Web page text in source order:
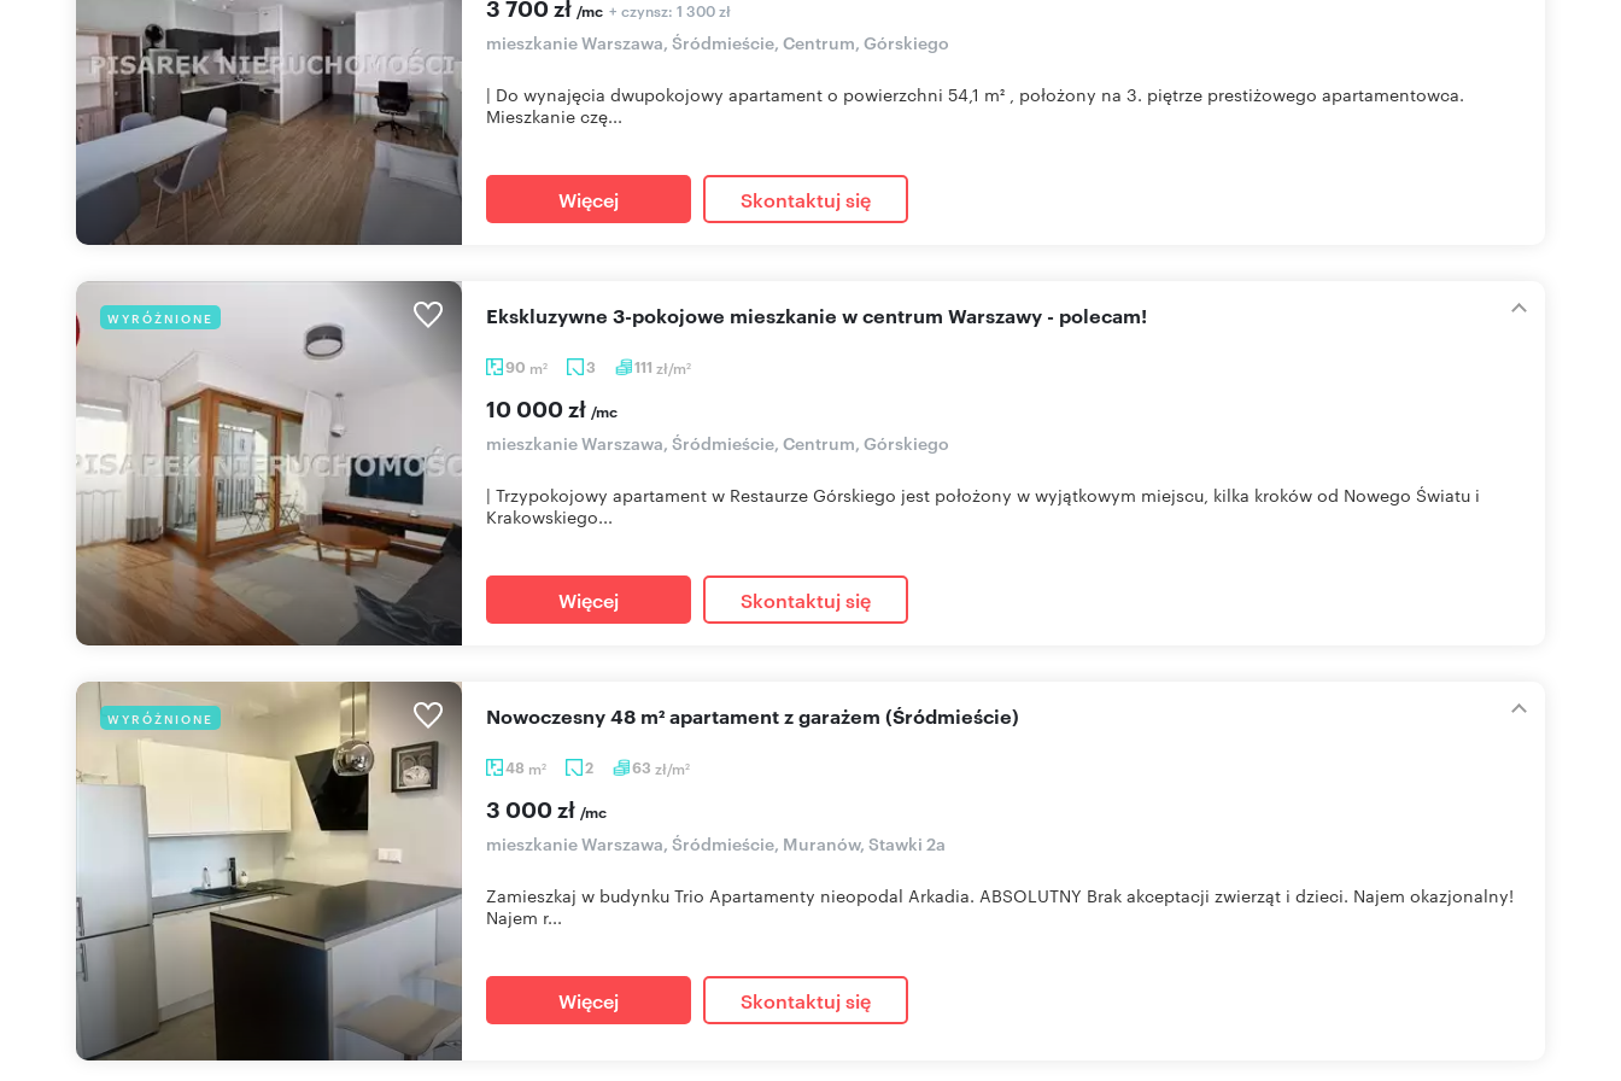
3 700 zł /mc + czynsz: 1 300 zł
mieszkanie Warszawa, Śródmieście, Centrum, Górskiego
| Do wynajęcia dwupokojowy apartament o powierzchni 54,1 m² , położony na 3. piętrze prestiżowego apartamentowca.
Mieszkanie czę...
Więcej Skontaktuj się
WYRÓŻNIONE
90 m2 3 111 zł/m2
Ekskluzywne 3-pokojowe mieszkanie w centrum Warszawy - polecam!
10 000 zł /mc
mieszkanie Warszawa, Śródmieście, Centrum, Górskiego
| Trzypokojowy apartament w Restaurze Górskiego jest położony w wyjątkowym miejscu, kilka kroków od Nowego Światu i
Krakowskiego...
Więcej Skontaktuj się
WYRÓŻNIONE
48 m2 2 63 zł/m2
Nowoczesny 48 m² apartament z garażem (Śródmieście)
3 000 zł /mc
mieszkanie Warszawa, Śródmieście, Muranów, Stawki 2a
Zamieszkaj w budynku Trio Apartamenty nieopodal Arkadia. ABSOLUTNY Brak akceptacji zwierząt i dzieci. Najem okazjonalny!
Najem r...
Więcej Skontaktuj się